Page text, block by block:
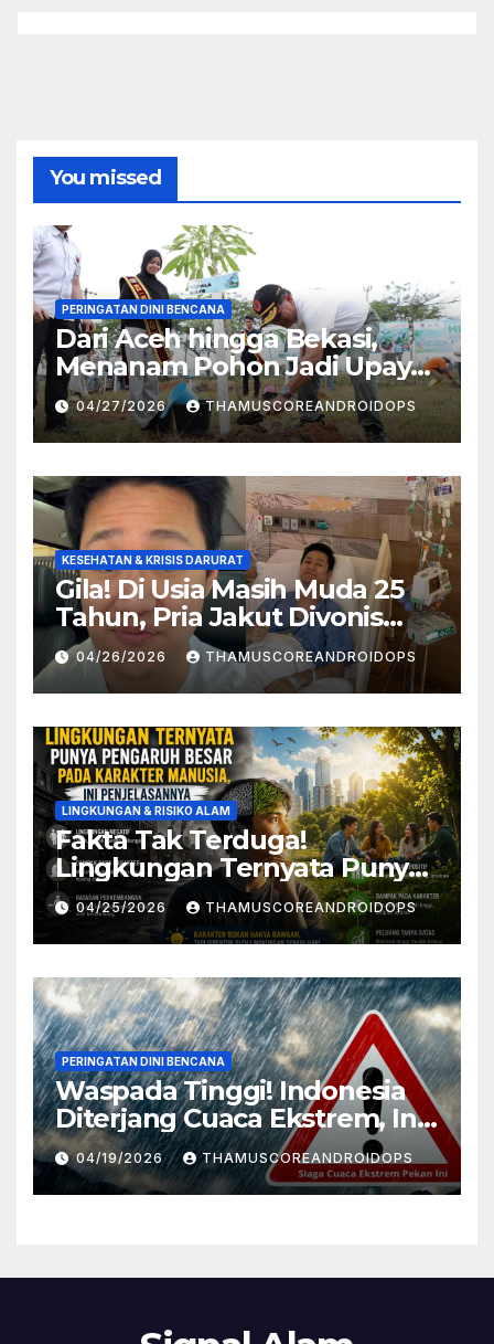
You missed
PERINGATAN DINI BENCANA
Dari Aceh hingga Bekasi,
Menanam Pohon Jadi Upaya
Redam Bencana Alam
04/27/2026 THAMUSCOREANDROIDOPS
KESEHATAN & KRISIS DARURAT
Gila! Di Usia Masih Muda 25
Tahun, Pria Jakut Divonis
Kanker Limfoma, Ini Dugaan
Penyebabnya
04/26/2026 THAMUSCOREANDROIDOPS
LINGKUNGAN & RISIKO ALAM
Fakta Tak Terduga!
Lingkungan Ternyata Punya
Pengaruh Besar Pada
Karakter Manusia, Ini
Penjelasannya
04/25/2026 THAMUSCOREANDROIDOPS
PERINGATAN DINI BENCANA
Waspada Tinggi! Indonesia
Diterjang Cuaca Ekstrem, Ini
Daftar Daerah Rawan
04/19/2026 THAMUSCOREANDROIDOPS